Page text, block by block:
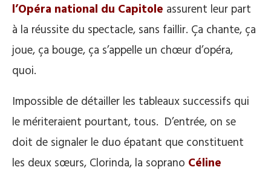
l’Opéra national du Capitole assurent leur part
à la réussite du spectacle, sans faillir. Ça chante, ça
joue, ça bouge, ça s’appelle un chœur d’opéra,
quoi.
Impossible de détailler les tableaux successifs qui
le mériteraient pourtant, tous. D’entrée, on se
doit de signaler le duo épatant que constituent
les deux sœurs, Clorinda, la soprano Céline